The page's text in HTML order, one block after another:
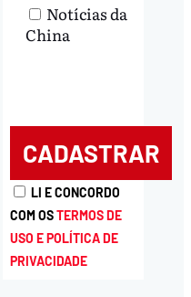
Notícias da
China
LI E CONCORDO
COM OSTERMOS DE
USO E POLÍTICA DE
PRIVACIDADE